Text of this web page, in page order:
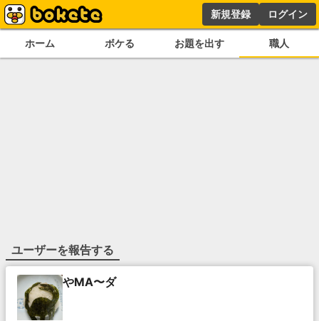
新規登録 ログイン
ホーム ボケる お題を出す 職人
ユーザーを報告する
やMA〜ダ